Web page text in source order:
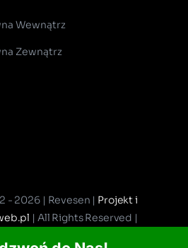
Wewnątrz
Zewnątrz
- 2026 | Revesen | Projekt i
| All Rights Reserved |